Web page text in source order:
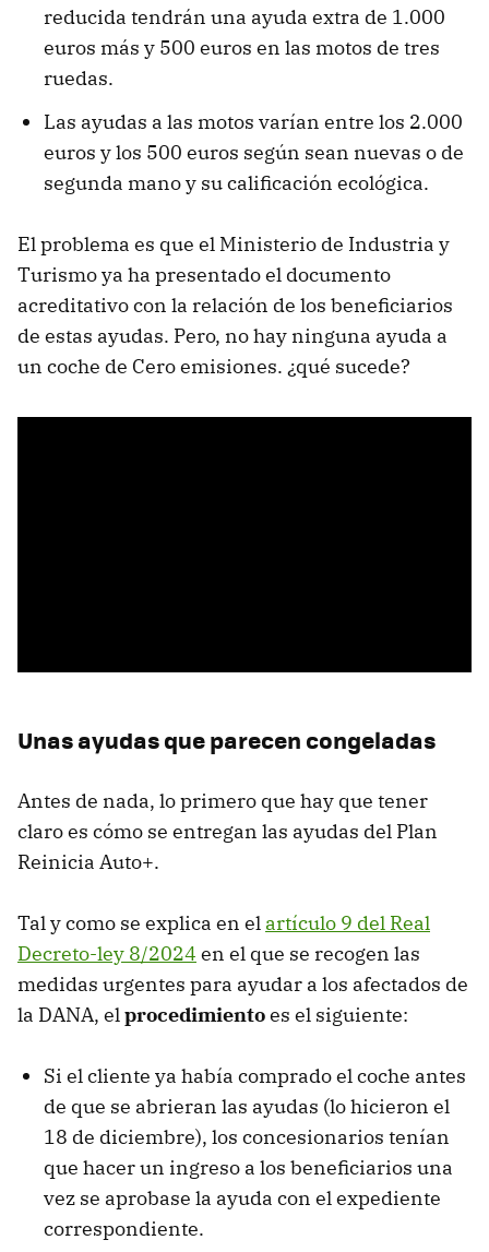
reducida tendrán una ayuda extra de 1.000
euros más y 500 euros en las motos de tres
ruedas.
Las ayudas a las motos varían entre los 2.000
euros y los 500 euros según sean nuevas o de
segunda mano y su calificación ecológica.
El problema es que el Ministerio de Industria y
Turismo ya ha presentado el documento
acreditativo con la relación de los beneficiarios
de estas ayudas. Pero, no hay ninguna ayuda a
un coche de Cero emisiones. ¿qué sucede?
Unas ayudas que parecen congeladas
Antes de nada, lo primero que hay que tener
claro es cómo se entregan las ayudas del Plan
Reinicia Auto+.
Tal y como se explica en el artículo 9 del Real
Decreto-ley 8/2024 en el que se recogen las
medidas urgentes para ayudar a los afectados de
la DANA, elprocedimientoes el siguiente:
Si el cliente ya había comprado el coche antes
de que se abrieran las ayudas (lo hicieron el
18 de diciembre), los concesionarios tenían
que hacer un ingreso a los beneficiarios una
vez se aprobase la ayuda con el expediente
correspondiente.